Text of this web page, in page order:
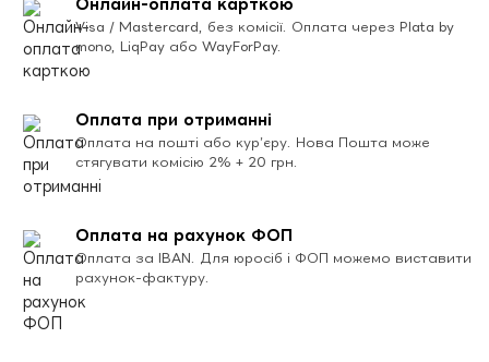
Онлайн-оплата карткою
Visa / Mastercard, без комісії. Оплата через Plata by
mono, LiqPay або WayForPay.
Оплата при отриманні
Оплата на пошті або кур’єру. Нова Пошта може
стягувати комісію 2% + 20 грн.
Оплата на рахунок ФОП
Оплата за IBAN. Для юросіб і ФОП можемо виставити
рахунок-фактуру.